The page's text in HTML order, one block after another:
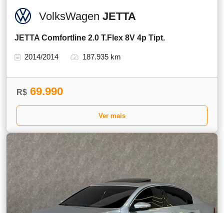
VolksWagen JETTA
JETTA Comfortline 2.0 T.Flex 8V 4p Tipt.
2014/2014 187.935 km
R$ 69.990
Ver mais